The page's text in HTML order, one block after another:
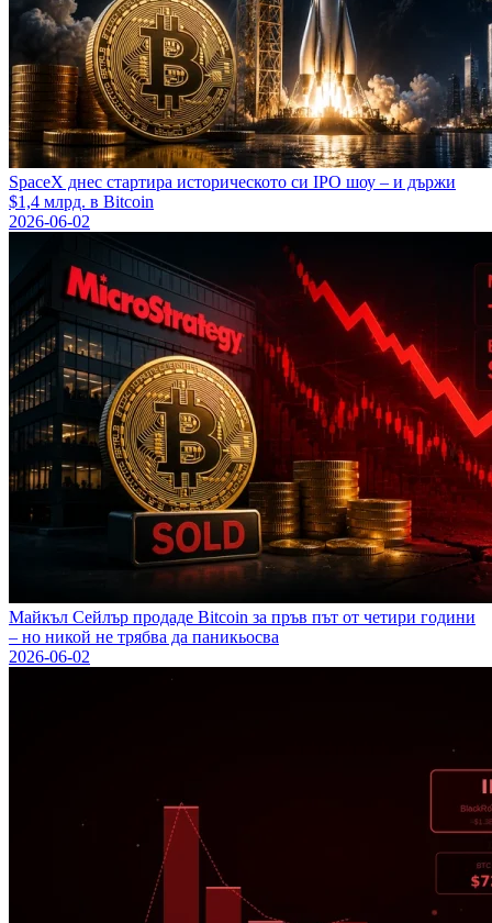
SpaceX днес стартира историческото си IPO шоу – и държи
$1,4 млрд. в Bitcoin
2026-06-02
Майкъл Сейлър продаде Bitcoin за пръв път от четири години
– но никой не трябва да паникьосва
2026-06-02